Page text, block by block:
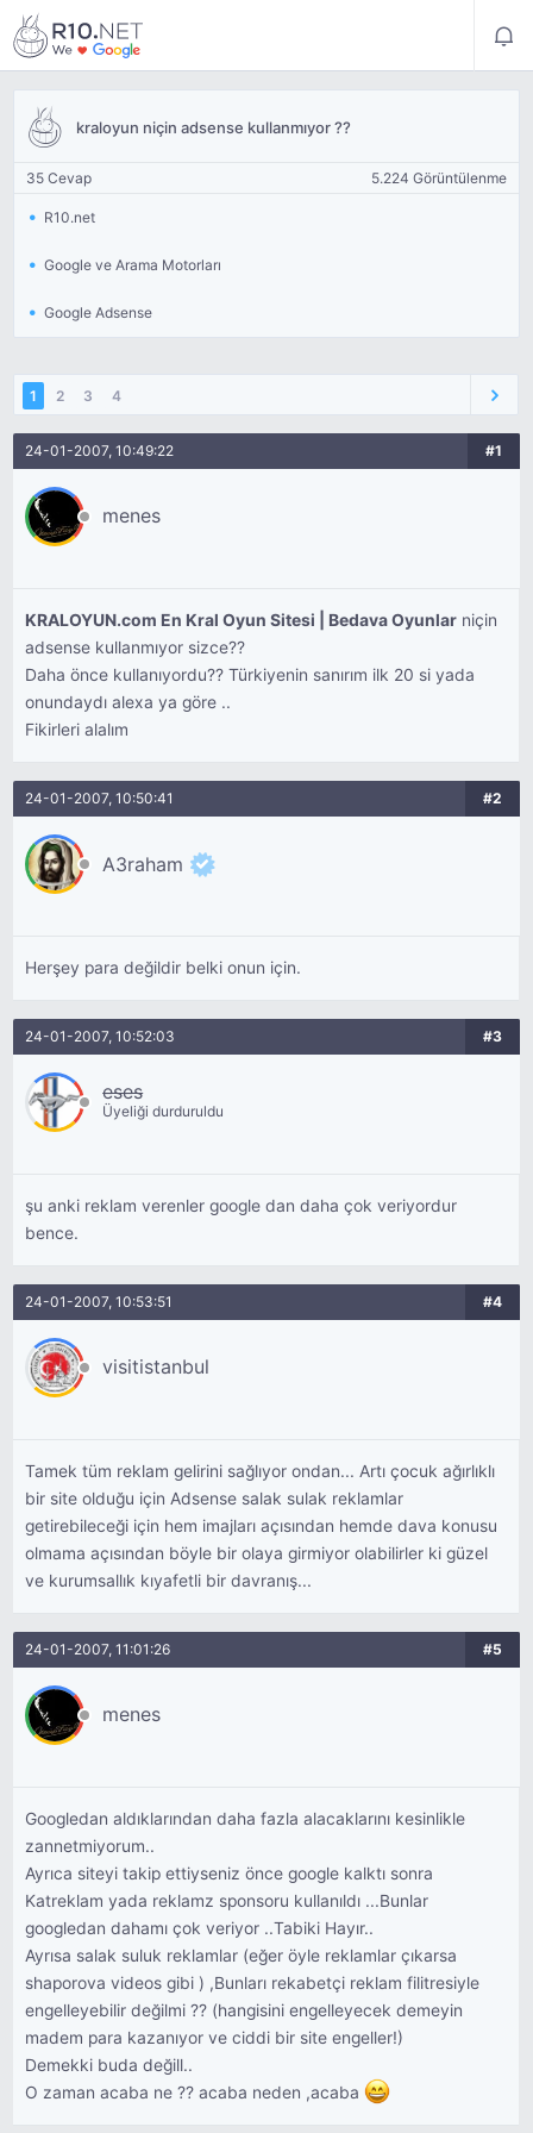
kraloyun niçin adsense kullanmıyor ??
35 Cevap 5.224 Görüntülenme
R10.net
Google ve Arama Motorları
Google Adsense
1 2 3 4
24-01-2007, 10:49:22 #1
menes
KRALOYUN.com En Kral Oyun Sitesi | Bedava Oyunlar niçin
adsense kullanmıyor sizce??
Daha önce kullanıyordu?? Türkiyenin sanırım ilk 20 si yada
onundaydı alexa ya göre ..
Fikirleri alalım
24-01-2007, 10:50:41 #2
A3raham
Herşey para değildir belki onun için.
24-01-2007, 10:52:03 #3
eses
Üyeliği durduruldu
şu anki reklam verenler google dan daha çok veriyordur
bence.
24-01-2007, 10:53:51 #4
visitistanbul
Tamek tüm reklam gelirini sağlıyor ondan... Artı çocuk ağırlıklı
bir site olduğu için Adsense salak sulak reklamlar
getirebileceği için hem imajları açısından hemde dava konusu
olmama açısından böyle bir olaya girmiyor olabilirler ki güzel
ve kurumsallık kıyafetli bir davranış...
24-01-2007, 11:01:26 #5
menes
Googledan aldıklarından daha fazla alacaklarını kesinlikle
zannetmiyorum..
Ayrıca siteyi takip ettiyseniz önce google kalktı sonra
Katreklam yada reklamz sponsoru kullanıldı ...Bunlar
googledan dahamı çok veriyor ..Tabiki Hayır..
Ayrısa salak suluk reklamlar (eğer öyle reklamlar çıkarsa
shaporova videos gibi ) ,Bunları rekabetçi reklam filitresiyle
engelleyebilir değilmi ?? (hangisini engelleyecek demeyin
madem para kazanıyor ve ciddi bir site engeller!)
Demekki buda değill..
O zaman acaba ne ?? acaba neden ,acaba